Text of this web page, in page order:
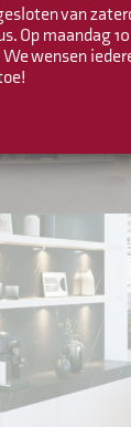
van
Op maandag
wensen